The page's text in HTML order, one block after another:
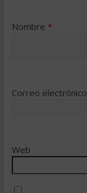
Nombre *
Correo electrónico
Web